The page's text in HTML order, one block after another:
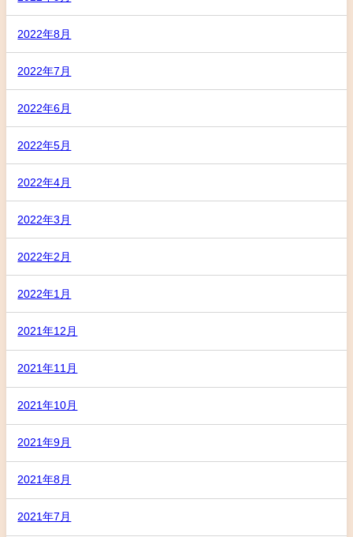
2022年8月
2022年7月
2022年6月
2022年5月
2022年4月
2022年3月
2022年2月
2022年1月
2021年12月
2021年11月
2021年10月
2021年9月
2021年8月
2021年7月